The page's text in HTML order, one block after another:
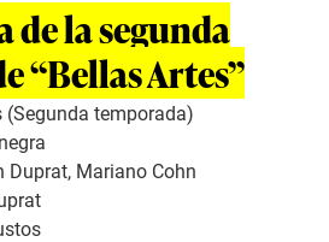
de la segunda
“Bellas Artes”
(Segunda temporada)
Duprat, Mariano Cohn